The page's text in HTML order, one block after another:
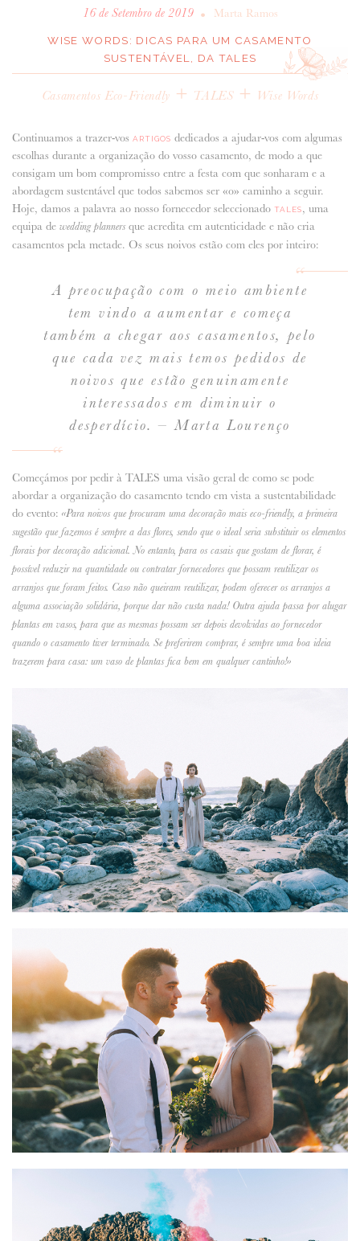
16 de Setembro de 2019 • Marta Ramos
WISE WORDS: DICAS PARA UM CASAMENTO
SUSTENTÁVEL, DA TALES
Casamentos Eco-Friendly + TALES+ Wise Words
Continuamos a trazer-vos ARTIGOS dedicados a ajudar-vos com algumas
escolhas durante a organização do vosso casamento, de modo a que
consigam um bom compromisso entre a festa com que sonharam e a
abordagem sustentável que todos sabemos ser «o» caminho a seguir.
Hoje, damos a palavra ao nosso fornecedor seleccionado TALES, uma
equipa de wedding plannersque acredita em autenticidade e não cria
casamentos pela metade. Os seus noivos estão com eles por inteiro:
A preocupação com o meio ambiente
tem vindo a aumentar e começa
também a chegar aos casamentos, pelo
que cada vez mais temos pedidos de
noivos que estão genuinamente
interessados em diminuir o
desperdício. – Marta Lourenço
Começámos por pedir à TALES uma visão geral de como se pode
abordar a organização do casamento tendo em vista a sustentabilidade
do evento: «Para noivos que procuram uma decoração mais eco-friendly, a primeira
sugestão que fazemos é sempre a das flores, sendo que o ideal seria substituir os elementos
florais por decoração adicional. No entanto, para os casais que gostam de florar, é
possível reduzir na quantidade ou contratar fornecedores que possam reutilizar os
arranjos que foram feitos. Caso não queiram reutilizar, podem oferecer os arranjos a
alguma associação solidária, porque dar não custa nada! Outra ajuda passa por alugar
plantas em vasos, para que as mesmas possam ser depois devolvidas ao fornecedor
quando o casamento tiver terminado. Se preferirem comprar, é sempre uma boa ideia
trazerem para casa: um vaso de plantas fica bem em qualquer cantinho!»